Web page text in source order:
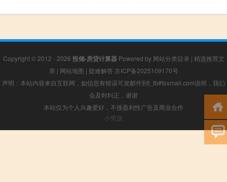
Copyright © 2012 - 2026 投储-房贷计算器Powered by 网站分类目录 | 精选推荐文
章 | 网站地图 | 疑难解答 京ICP备2025109170号
声明：本站内容来自互联网，如信息有错误可发邮件到f_fb#foxmail.com说明，我们
会及时纠正，谢谢
本站仅为个人兴趣爱好，不接盈利性广告及商业合作
小男孩